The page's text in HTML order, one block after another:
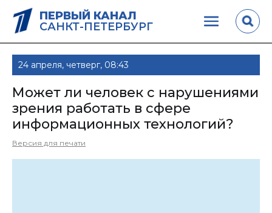
ПЕРВЫЙ КАНАЛ
САНКТ-ПЕТЕРБУРГ
24 апреля, четверг, 08:43
Может ли человек с нарушениями
зрения работать в сфере
информационных технологий?
Версия для печати